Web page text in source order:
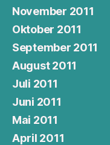
November 2011
Oktober 2011
September 2011
August 2011
Juli 2011
Juni 2011
Mai 2011
April 2011